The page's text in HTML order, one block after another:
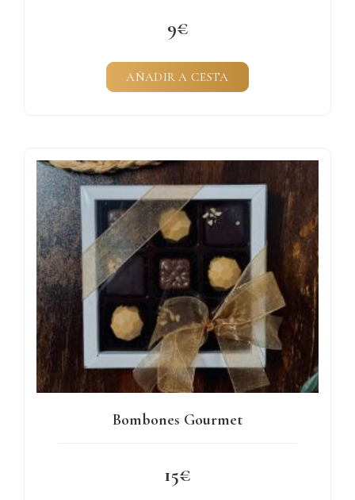
9
AÑADIR A CESTA
Bombones Gourmet
15